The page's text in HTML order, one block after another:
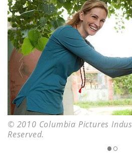
© 2010 Columbia Pictures
Reserved.